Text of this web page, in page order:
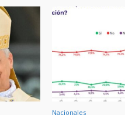
Nacionales